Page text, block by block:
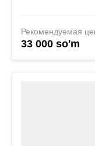
Рекомендуемая
33 000 so'm